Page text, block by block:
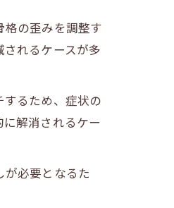
の歪みを調整す
れるケースが多
るため、症状の
解消されるケー
必要となるた